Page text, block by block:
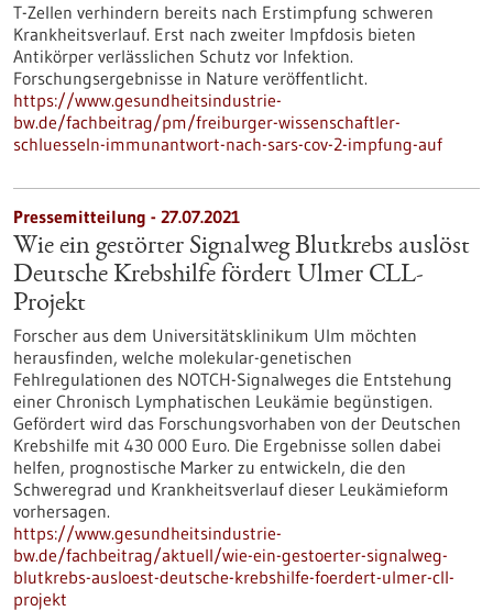
T-Zellen verhindern bereits nach Erstimpfung schweren
Krankheitsverlauf. Erst nach zweiter Impfdosis bieten
Antikörper verlässlichen Schutz vor Infektion.
Forschungsergebnisse in Nature veröffentlicht.
https://www.gesundheitsindustrie-
bw.de/fachbeitrag/pm/freiburger-wissenschaftler-
schluesseln-immunantwort-nach-sars-cov-2-impfung-auf
Pressemitteilung - 27.07.2021
Wie ein gestörter Signalweg Blutkrebs auslöst
Deutsche Krebshilfe fördert Ulmer CLL-
Projekt
Forscher aus dem Universitätsklinikum Ulm möchten
herausfinden, welche molekular-genetischen
Fehlregulationen des NOTCH-Signalweges die Entstehung
einer Chronisch Lymphatischen Leukämie begünstigen.
Gefördert wird das Forschungsvorhaben von der Deutschen
Krebshilfe mit 430 000 Euro. Die Ergebnisse sollen dabei
helfen, prognostische Marker zu entwickeln, die den
Schweregrad und Krankheitsverlauf dieser Leukämieform
vorhersagen.
https://www.gesundheitsindustrie-
bw.de/fachbeitrag/aktuell/wie-ein-gestoerter-signalweg-
blutkrebs-ausloest-deutsche-krebshilfe-foerdert-ulmer-cll-
projekt